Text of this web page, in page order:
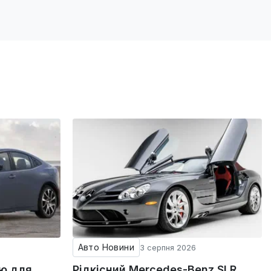
Авто Новини 3 серпня 2026